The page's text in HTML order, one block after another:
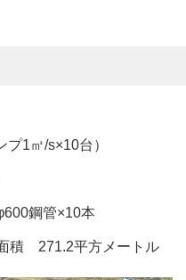
1㎥/s×10台）
鋼管×10本
271.2平方メートル